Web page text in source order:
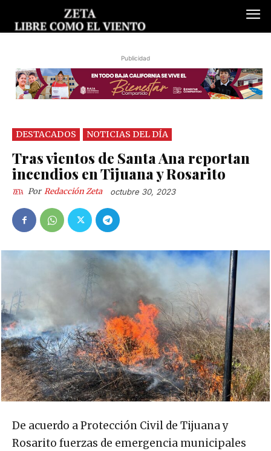
Publicidad
DESTACADOS NOTICIAS DEL DÍA
Tras vientos de Santa Ana reportan
incendios en Tijuana y Rosarito
Por Redacción Zeta octubre 30, 2023
De acuerdo a Protección Civil de Tijuana y
Rosarito fuerzas de emergencia municipales